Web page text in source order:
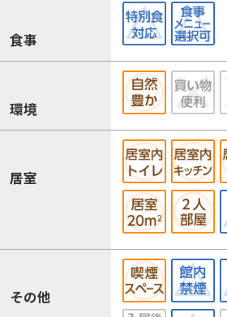
食事
環境
居室
その他